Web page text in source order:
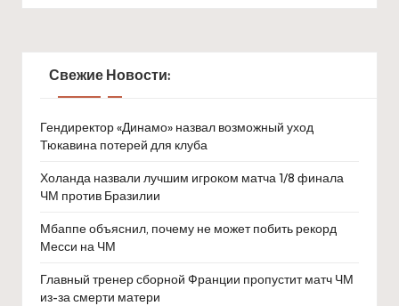
Свежие Новости:
Гендиректор «Динамо» назвал возможный уход
Тюкавина потерей для клуба
Холанда назвали лучшим игроком матча 1/8 финала
ЧМ против Бразилии
Мбаппе объяснил, почему не может побить рекорд
Месси на ЧМ
Главный тренер сборной Франции пропустит матч ЧМ
из-за смерти матери